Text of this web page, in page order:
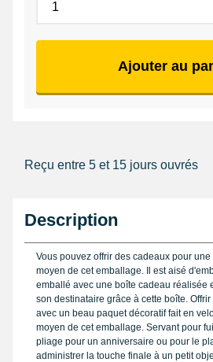
Ajouter au
Reçu entre 5 et 15 jours ouvrés
Description
Vous pouvez offrir des cadeaux pour
moyen de cet emballage. Il est aisé
emballé avec une boîte cadeau réalisée
son destinataire grâce à cette boîte.
avec un beau paquet décoratif fait en
moyen de cet emballage. Servant pour
pliage pour un anniversaire ou pour le
administrer la touche finale à un petit